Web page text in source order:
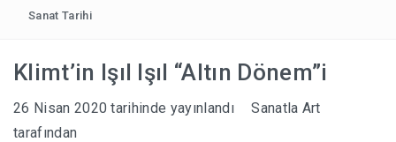
MIMARI
Sanat Tarihi
Klimt’in Işıl Işıl “Altın Dönem”i
26 Nisan 2020 tarihinde yayınlandı
Sanatla Art
tarafından